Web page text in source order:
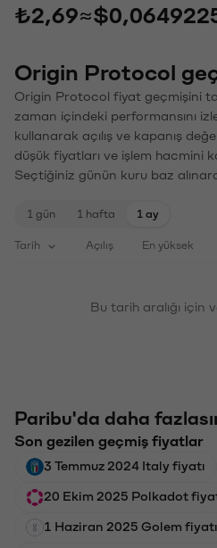
₺2,69≈
Origin Protocol
Origin Protocol fiyat geçmişini
zaman içindeki performansını
kullanarak açılış ve kapanış
düşük fiyatları ve işlem hacmini
Seçtiğiniz günün kuru baz
1 gün 1 hafta 1 ay
Tarih Açılış En yüksek
Bu tarih aralığı için
Paribu'da daha
Son gezilen geçmiş fiyatlar
3 Temmuz 2024 Italy fiyatı
20 Ekim 2025 Polkadot
1 Haziran 2025 Golem fiyatı